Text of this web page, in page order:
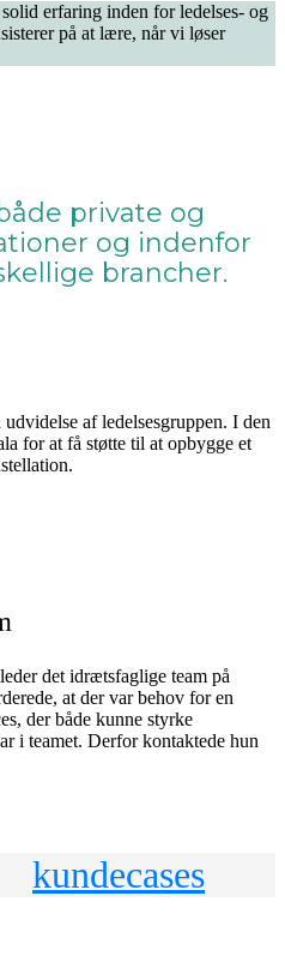
erfaring inden for ledelses- og
på at lære, når vi løser
private og
og indenfor
brancher.
af ledelsesgruppen. I den
for at få støtte til at opbygge et
det idrætsfaglige team på
at der var behov for en
der både kunne styrke
i teamet. Derfor kontaktede hun
kundecases